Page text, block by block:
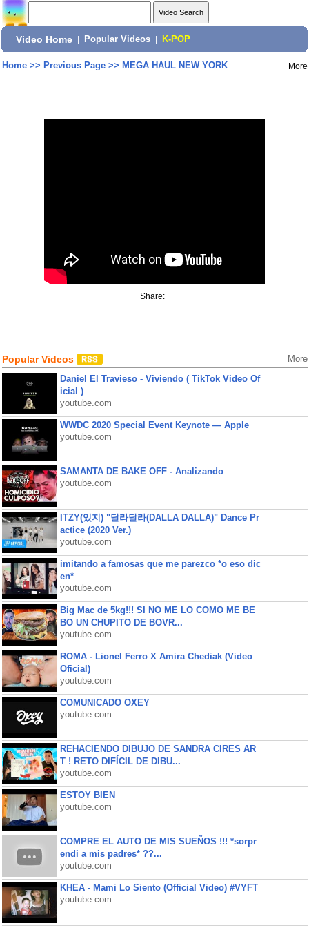
Video Home Popular Videos K-POP
Home>> Previous Page>> MEGA HAUL NEW YORK More
Share:
Popular Videos More
Daniel El Travieso - Viviendo ( TikTok Video Of
icial )
youtube.com
WWDC 2020 Special Event Keynote — Apple
youtube.com
SAMANTA DE BAKE OFF - Analizando
youtube.com
ITZY(있지) "달라달라(DALLA DALLA)" Dance Pr
actice (2020 Ver.)
youtube.com
imitando a famosas que me parezco *o eso dic
en*
youtube.com
Big Mac de 5kg!!! SI NO ME LO COMO ME BE
BO UN CHUPITO DE BOVR...
youtube.com
ROMA - Lionel Ferro X Amira Chediak (Video
Oficial)
youtube.com
COMUNICADO OXEY
youtube.com
REHACIENDO DIBUJO DE SANDRA CIRES AR
T ! RETO DIFÍCIL DE DIBU...
youtube.com
ESTOY BIEN
youtube.com
COMPRE EL AUTO DE MIS SUEÑOS !!! *sorpr
endi a mis padres* ??...
youtube.com
KHEA - Mami Lo Siento (Official Video) #VYFT
youtube.com